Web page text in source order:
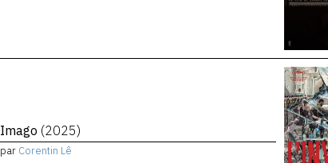
Imago (2025)
par Corentin Lê